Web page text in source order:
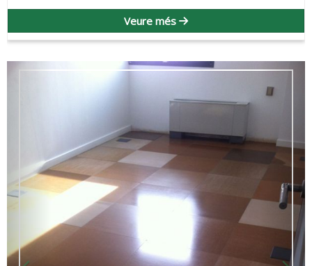
Veure més
Anterior